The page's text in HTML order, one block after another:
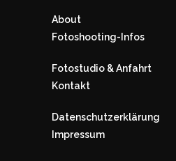
About
Fotoshooting-Infos
Fotostudio & Anfahrt
Kontakt
Datenschutzerklärung
Impressum